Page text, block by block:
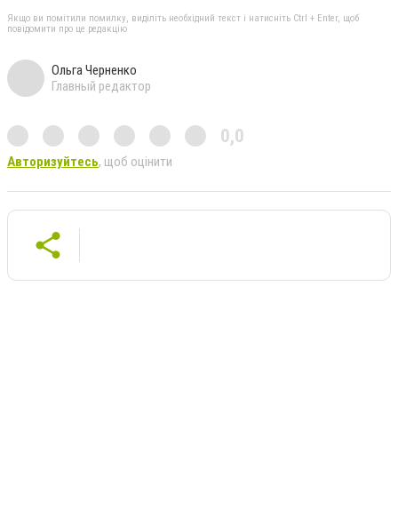
Якщо ви помітили помилку, виділіть необхідний текст і натисніть Ctrl + Enter, щоб
повідомити про це редакцію
Ольга Черненко
Главный редактор
0,0
Авторизуйтесь, щоб оцінити